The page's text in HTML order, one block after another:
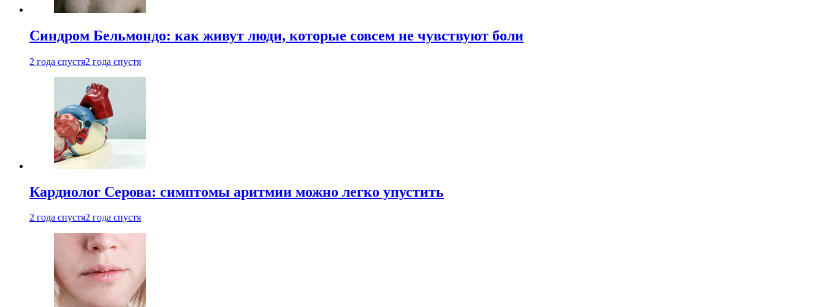
Синдром Бельмондо: как живут люди, которые совсем не чувствуют боли
2 года спустя2 года спустя
Кардиолог Серова: симптомы аритмии можно легко упустить
2 года спустя2 года спустя